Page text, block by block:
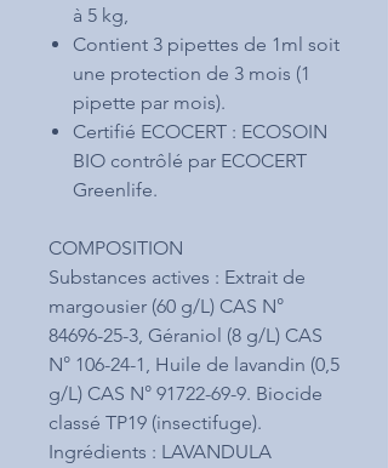
à 5 kg,
Contient 3 pipettes de 1ml soit
une protection de 3 mois (1
pipette par mois).
Certifié ECOCERT : ECOSOIN
BIO contrôlé par ECOCERT
Greenlife.
COMPOSITION
Substances actives : Extrait de
margousier (60 g/L) CAS N°
84696-25-3, Géraniol (8 g/L) CAS
N° 106-24-1, Huile de lavandin (0,5
g/L) CAS N° 91722-69-9. Biocide
classé TP19 (insectifuge).
Ingrédients : LAVANDULA